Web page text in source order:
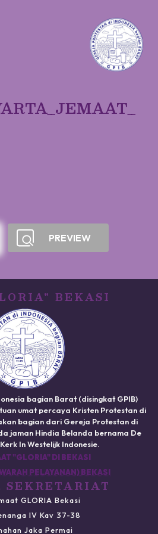
PREVIEW
BEKASI
bagian Barat (disingkat GPIB)
umat percaya Kristen Protestan di
bagian dari Gereja Protestan di
jaman Hindia Belanda bernama De
In Westelijk Indonesie.
"GLORIA" DI BEKASI
PELAYANAN) BEKASI
SEKRETARIAT
GLORIA Bekasi
IV Kav 37-38
Jaka Permai